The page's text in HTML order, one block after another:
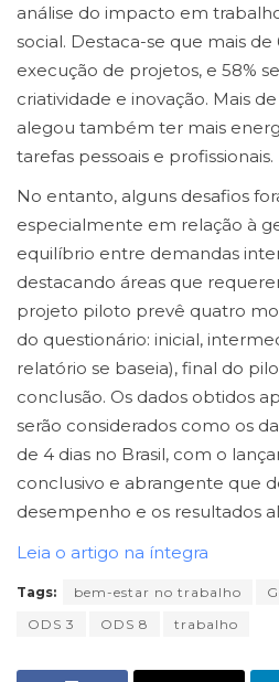
análise do impacto em
social. Destaca-se que mais
execução de projetos, e 58%
criatividade e inovação. Mais
alegou também ter mais
tarefas pessoais e profissionais.
No entanto, alguns desafios
especialmente em relação à
equilíbrio entre demandas
destacando áreas que
projeto piloto prevê quatro
do questionário: inicial,
relatório se baseia), final do
conclusão. Os dados obtidos
serão considerados como os
de 4 dias no Brasil, com o
conclusivo e abrangente que
desempenho e os resultados
Leia o artigo na íntegra
Tags: bem-estar no trabalho
ODS 3
ODS 8 trabalho